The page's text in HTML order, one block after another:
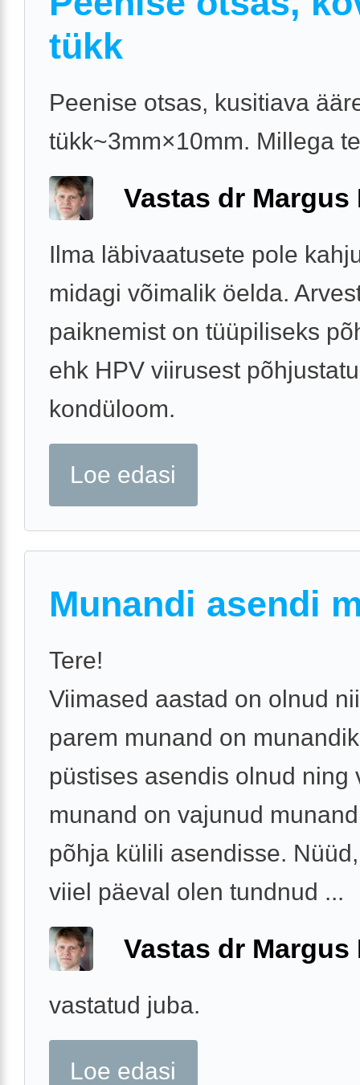
tükk
Peenise otsas, kusitiava
tükk~3mm×10mm. Millega
Vastas dr Margus
Ilma läbivaatusete pole
midagi võimalik öelda.
paiknemist on tüüpiliseks
ehk HPV viirusest
kondüloom.
Loe edasi
Munandi asendi
Tere!
Viimased aastad on olnud
parem munand on
püstises asendis olnud ning
munand on vajunud
põhja külili asendisse.
viiel päeval olen tundnud ...
Vastas dr Margus
vastatud juba.
Loe edasi